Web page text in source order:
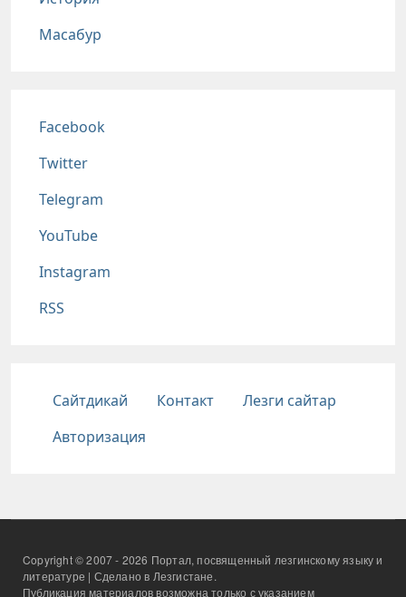
Масабур
Соц сети
Facebook
Twitter
Telegram
YouTube
Instagram
RSS
Подвал
Сайтдикай Контакт
Лезги сайтар
Авторизация
Copyright © 2007 - 2026 Портал, посвященный лезгинскому языку и
литературе | Сделано в Лезгистане.
Публикация материалов возможна только с указанием